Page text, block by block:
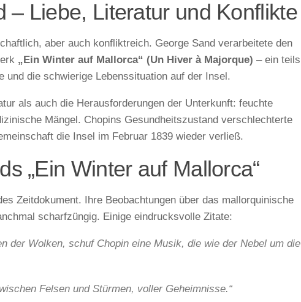
– Liebe, Literatur und Konflikte
aber auch konfliktreich. George Sand verarbeitete den
„Ein Winter auf Mallorca“ (Un Hiver à Majorque) – ein teils
die schwierige Lebenssituation auf der Insel.
als auch die Herausforderungen der Unterkunft: feuchte
Mängel. Chopins Gesundheitszustand verschlechterte
die Insel im Februar 1839 wieder verließ.
„Ein Winter auf Mallorca“
Zeitdokument. Ihre Beobachtungen über das mallorquinische
scharfzüngig. Einige eindrucksvolle Zitate:
der Wolken, schuf Chopin eine Musik, die wie der Nebel um die
Felsen und Stürmen, voller Geheimnisse.“